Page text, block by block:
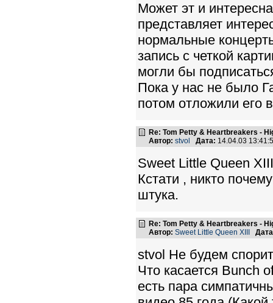
Может эт и
представляет
нормальные
запись с четкой
могли бы
Пока у нас не было
потом отложили его
Re: Tom Petty & Heartbreakers -
Автор: stvol Дата: 14.04.03
Sweet Little Queen
Кстати , никто
штука.
Re: Tom Petty & Heartbreakers -
Автор: Sweet Little Queen XIII
stvol Не будем
Что касается Bunch
есть пара